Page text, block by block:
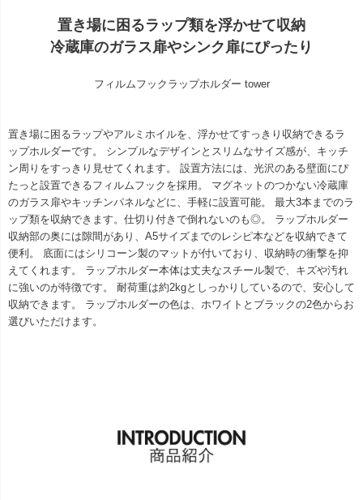
置き場に困るラップ類を浮かせて収納
冷蔵庫のガラス扉やシンク扉にぴったり
フィルムフックラップホルダー tower
置き場に困るラップやアルミホイルを、浮かせてすっきり収納できるラ
ップホルダーです。 シンプルなデザインとスリムなサイズ感が、キッチ
ン周りをすっきり見せてくれます。 設置方法には、光沢のある壁面にぴ
たっと設置できるフィルムフックを採用。 マグネットのつかない冷蔵庫
のガラス扉やキッチンパネルなどに、手軽に設置可能。 最大3本までのラ
ップ類を収納できます。仕切り付きで倒れないのも◎。 ラップホルダー
収納部の奥には隙間があり、A5サイズまでのレシピ本などを収納できて
便利。 底面にはシリコーン製のマットが付いており、収納時の衝撃を抑
えてくれます。 ラップホルダー本体は丈夫なスチール製で、キズや汚れ
に強いのが特徴です。 耐荷重は約2kgとしっかりしているので、安心して
収納できます。 ラップホルダーの色は、ホワイトとブラックの2色からお
選びいただけます。